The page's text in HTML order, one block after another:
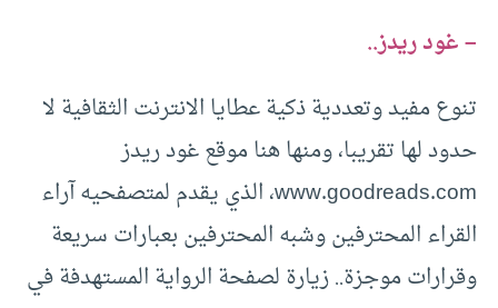
– غود ريدز..
تنوع مفيد وتعددية ذكية عطايا الانترنت الثقافية لا
حدود لها تقريبا، ومنها هنا موقع غود ريدز
www.goodreads.com، الذي يقدم لمتصفحيه آراء
القراء المحترفين وشبه المحترفين بعبارات سريعة
وقرارات موجزة.. زيارة لصفحة الرواية المستهدفة في